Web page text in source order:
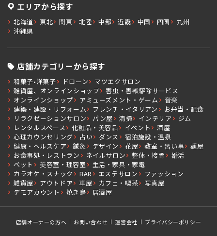
エリアから探す
北海道 東北 関東 北陸 中部 近畿 中国 四国
九州
沖縄県
店舗カテゴリーから探す
和菓子•洋菓子 ドローン
マツエクサロン
雑貨屋、オンラインショップ
害虫・害獣駆除サービス
オンラインショップ
アミューズメント・ゲーム
音楽
建築・建設・リフォーム
フレンチ・イタリアン
お弁当・配食
リラクゼーションサロン
パン屋 清掃 インテリア
ジム
レンタルスペース
化粧品・美容品 イベント
酒屋
心理カウンセリング
占い ダンス
宿泊施設・温泉
健康・ヘルスケア
鍼灸 デザイン 花屋 教室・習い事
麺屋
お食事処・レストラン
ネイルサロン 整体・接骨
婚活
ペット
美容室・理容室
生活・家具・家電
カラオケ・スナック
BAR エステサロン
ファッション
雑貨屋
アウトドア 車屋 カフェ・喫茶
写真屋
デモアカウント
焼き鳥 居酒屋
店舗オーナーの方へ お問い合わせ 運営会社 プライバシーポリシー